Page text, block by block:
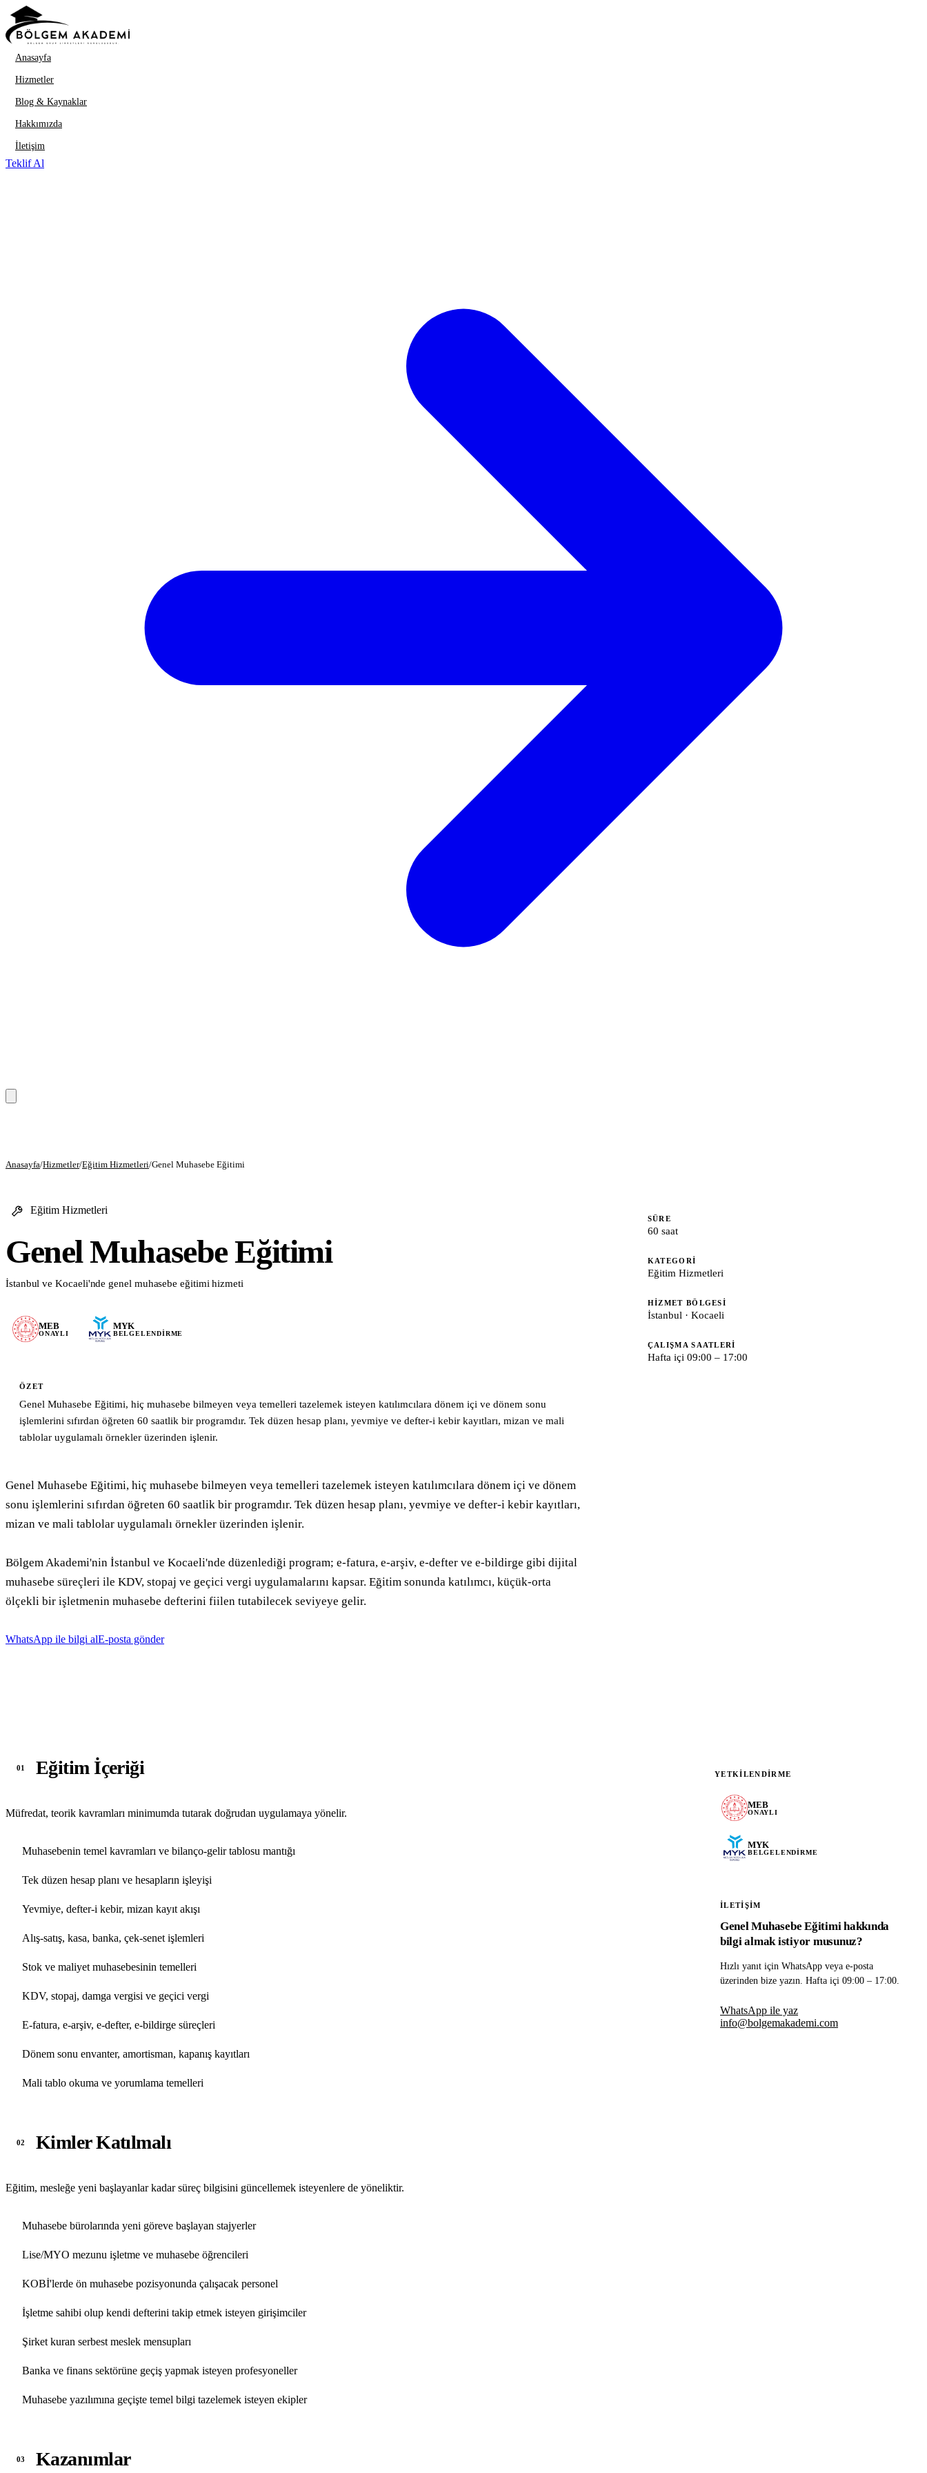
İçeriğe geç
Anasayfa
Hizmetler
Blog & Kaynaklar
Hakkımızda
İletişim
Teklif Al
Hizmetler
Danışmanlık Hizmetleri
Blog & Kaynaklar
Tüm Yazılar
Eğitim İpuçları
Hakkımızda
WhatsAppMail Gönder
Anasayfa/Hizmetler/Eğitim Hizmetleri/Genel Muhasebe Eğitimi
Eğitim Hizmetleri
Genel Muhasebe Eğitimi
İstanbul ve Kocaeli'nde genel muhasebe eğitimi hizmeti
MEB
ONAYLI
MYK
BELGELENDIRME
ÖZET
Genel Muhasebe Eğitimi, hiç muhasebe bilmeyen veya temelleri tazelemek isteyen katılımcılara dönem içi ve dönem sonu
işlemlerini sıfırdan öğreten 60 saatlik bir programdır. Tek düzen hesap planı, yevmiye ve defter-i kebir kayıtları, mizan ve mali
tablolar uygulamalı örnekler üzerinden işlenir.
Genel Muhasebe Eğitimi, hiç muhasebe bilmeyen veya temelleri tazelemek isteyen katılımcılara dönem içi ve dönem
sonu işlemlerini sıfırdan öğreten 60 saatlik bir programdır. Tek düzen hesap planı, yevmiye ve defter-i kebir kayıtları,
mizan ve mali tablolar uygulamalı örnekler üzerinden işlenir.
Bölgem Akademi'nin İstanbul ve Kocaeli'nde düzenlediği program; e-fatura, e-arşiv, e-defter ve e-bildirge gibi dijital
muhasebe süreçleri ile KDV, stopaj ve geçici vergi uygulamalarını kapsar. Eğitim sonunda katılımcı, küçük-orta
ölçekli bir işletmenin muhasebe defterini fiilen tutabilecek seviyeye gelir.
WhatsApp ile bilgi alE-posta gönder
SÜRE
60 saat
KATEGORI
Eğitim Hizmetleri
HIZMET BÖLGESI
İstanbul · Kocaeli
ÇALIŞMA SAATLERI
Hafta içi 09:00 – 17:00
01 Eğitim İçeriği
Müfredat, teorik kavramları minimumda tutarak doğrudan uygulamaya yönelir.
Muhasebenin temel kavramları ve bilanço-gelir tablosu mantığı
Tek düzen hesap planı ve hesapların işleyişi
Yevmiye, defter-i kebir, mizan kayıt akışı
Alış-satış, kasa, banka, çek-senet işlemleri
Stok ve maliyet muhasebesinin temelleri
KDV, stopaj, damga vergisi ve geçici vergi
E-fatura, e-arşiv, e-defter, e-bildirge süreçleri
Dönem sonu envanter, amortisman, kapanış kayıtları
Mali tablo okuma ve yorumlama temelleri
02 Kimler Katılmalı
Eğitim, mesleğe yeni başlayanlar kadar süreç bilgisini güncellemek isteyenlere de yöneliktir.
Muhasebe bürolarında yeni göreve başlayan stajyerler
Lise/MYO mezunu işletme ve muhasebe öğrencileri
KOBİ'lerde ön muhasebe pozisyonunda çalışacak personel
İşletme sahibi olup kendi defterini takip etmek isteyen girişimciler
Şirket kuran serbest meslek mensupları
Banka ve finans sektörüne geçiş yapmak isteyen profesyoneller
Muhasebe yazılımına geçişte temel bilgi tazelemek isteyen ekipler
03 Kazanımlar
YETKILENDIRME
MEB
ONAYLI
MYK
BELGELENDIRME
İLETIŞIM
Genel Muhasebe Eğitimi hakkında
bilgi almak istiyor musunuz?
Hızlı yanıt için WhatsApp veya e-posta
üzerinden bize yazın. Hafta içi 09:00 – 17:00.
WhatsApp ile yaz
info@bolgemakademi.com